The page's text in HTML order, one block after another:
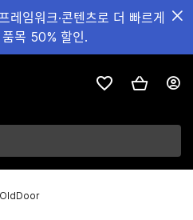
레임워크·콘텐츠로 더 빠르게
목 50% 할인.
OldDoor